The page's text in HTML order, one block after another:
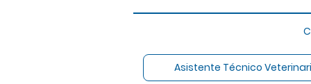
Asistente Técnico